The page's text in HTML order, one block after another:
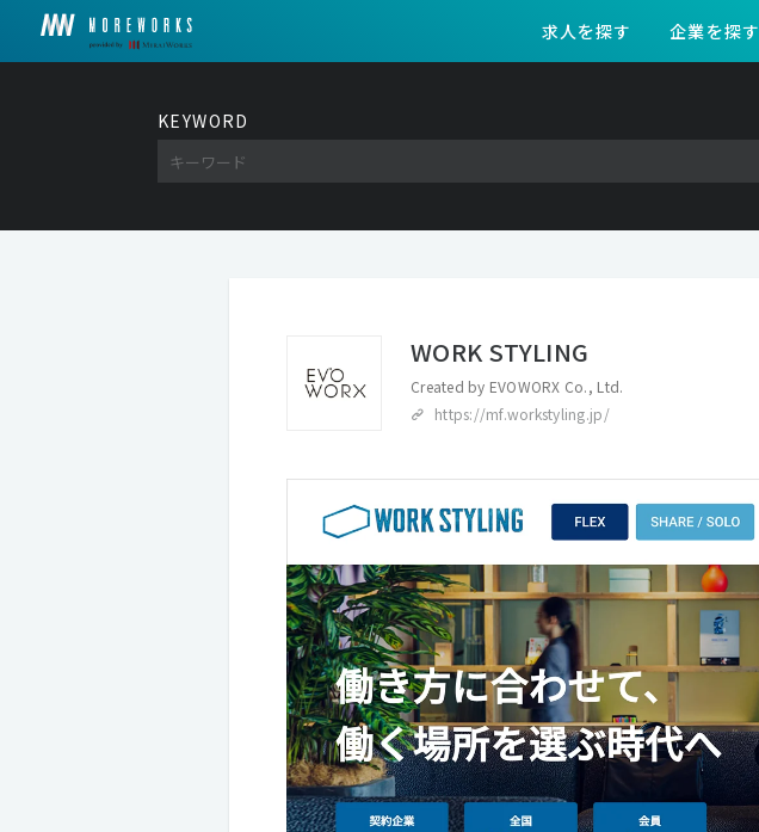
求人を探す 企業を探す
KEYWORD
WORK STYLING
Created by EVOWORX Co., Ltd.
https://mf.workstyling.jp/